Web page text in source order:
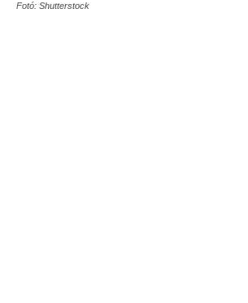
Fotó: Shutterstock